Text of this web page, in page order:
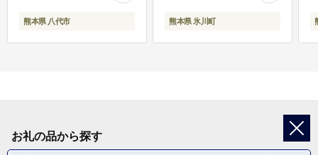
熊本県 八代市 熊本県 氷川町
お礼の品から探す